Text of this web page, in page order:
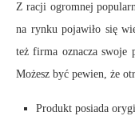
Z racji ogromnej
na rynku pojawiło się
też firma oznacza swoje
Możesz być pewien, że
Produkt posiada